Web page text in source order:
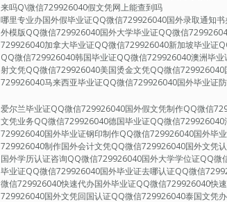
来吗Q\微信729926040假文凭网上能查到吗
哪里专业办国外假毕业证QQ微信729926040国外录取通知
外模版QQ微信729926040国外大学毕业证QQ微信
729926040加拿大毕业证QQ微信729926040新加坡毕业证
QQ微信729926040韩国毕业证QQ微信729926040澳洲毕
射文凭QQ微信729926040美国烫金文凭QQ微信
729926040马来西亚毕业证QQ微信729926040国外毕业证
爱尔兰毕业证QQ微信729926040国外假文凭制作QQ微信
文凭业务QQ微信729926040德国毕业证QQ微信
729926040国外毕业证钢印制作QQ微信729926040国外毕
729926040制作国外会计文凭QQ微信729926040国外文凭
国外学历认证咨询QQ微信729926040国外大学学位证QQ
毕业证QQ微信729926040国外毕业证去哪认证QQ微信
微信729926040快速代办国外毕业证QQ微信729926040快
729926040国外文凭回国认证QQ微信729926040泰国文凭